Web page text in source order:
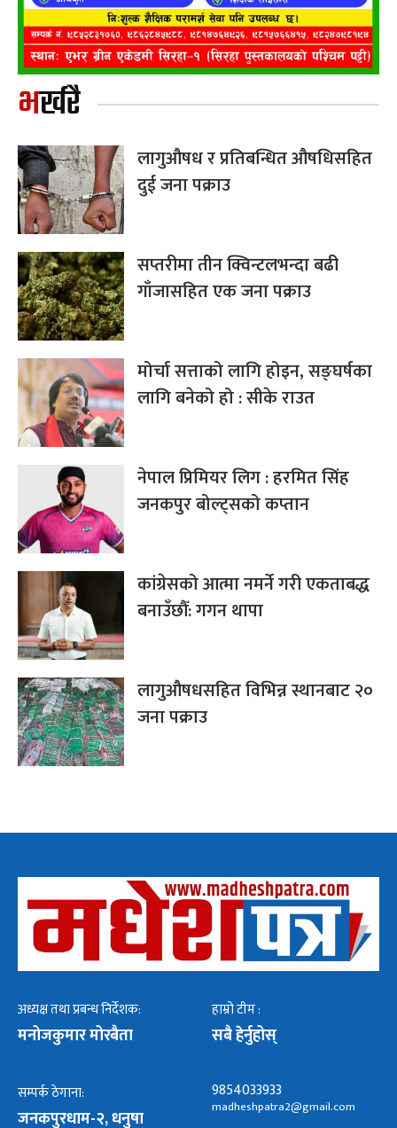
भर्खरै
लागुऔषध र प्रतिबन्धित औषधिसहित
दुई जना पक्राउ
सप्तरीमा तीन क्विन्टलभन्दा बढी
गाँजासहित एक जना पक्राउ
मोर्चा सत्ताको लागि होइन, सङ्घर्षका
लागि बनेको हो : सीके राउत
नेपाल प्रिमियर लिग : हरमित सिंह
जनकपुर बोल्ट्सको कप्तान
कांग्रेसको आत्मा नमर्ने गरी एकताबद्ध
बनाउँछौँ: गगन थापा
लागुऔषधसहित विभिन्न स्थानबाट २०
जना पक्राउ
अध्यक्ष तथा प्रबन्ध निर्देशक:
मनोजकुमार मोरबैता
हाम्रो टीम :
सबै हेर्नुहोस्
सम्पर्क ठेगाना:
जनकपुरधाम-२, धनुषा
9854033933
madheshpatra2@gmail.com